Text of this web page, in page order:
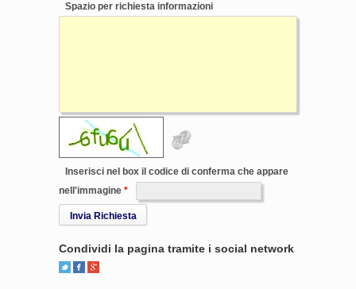
Spazio per richiesta informazioni
Inserisci nel box il codice di conferma che appare
nell'immagine
Invia Richiesta
Condividi la pagina tramite i social network